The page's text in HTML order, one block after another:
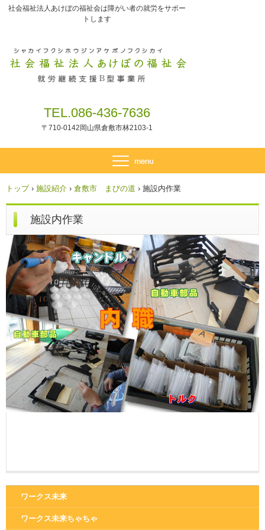
社会福祉法人あけぼの福祉会は障がい者の就労をサポー
トします
TEL.086-436-7636
〒710-0142岡山県倉敷市林2103-1
トップ › 施設紹介 › 倉敷市 まびの道 › 施設内作業
施設内作業
ワークス未来
ワークス未来ちゃちゃ